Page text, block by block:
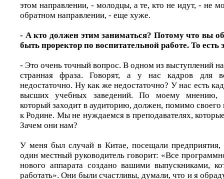
этом направлении, - молодцы, а те, кто не идут, - не
обратном направлении, - еще хуже.
- А кто должен этим заниматься? Потому что вы
быть проректор по воспитательной работе. То есть
- Это очень точный вопрос. В одном из выступлений
странная фраза. Говорят, а у нас кадров для
недостаточно. Ну как же недостаточно? У нас есть
высших учебных заведений. По моему мнению,
который заходит в аудиторию, должен, помимо
к Родине. Мы не нуждаемся в преподавателях,
Зачем они нам?
У меня был случай в Китае, посещали
один местный руководитель говорит: «Все
нового аппарата создано вашими выпускниками,
работать». Они были счастливы, думали, что и я